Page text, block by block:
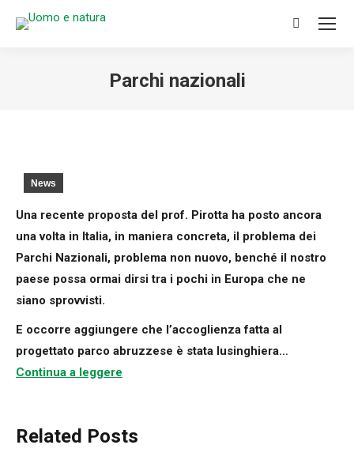
Search:
Parchi nazionali
News
Una recente proposta del prof. Pirotta ha posto ancora
una volta in Italia, in maniera concreta, il problema dei
Parchi Nazionali, problema non nuovo, benché il nostro
paese possa ormai dirsi tra i pochi in Europa che ne
siano sprovvisti.
E occorre aggiungere che l’accoglienza fatta al
progettato parco abruzzese è stata lusinghiera…
Continua a leggere
Related Posts